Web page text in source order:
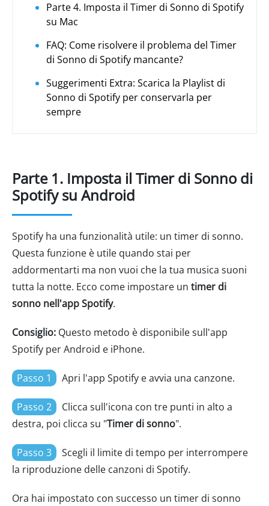
Parte 4. Imposta il Timer di Sonno di Spotify
su Mac
FAQ: Come risolvere il problema del Timer
di Sonno di Spotify mancante?
Suggerimenti Extra: Scarica la Playlist di
Sonno di Spotify per conservarla per
sempre
Parte 1. Imposta il Timer di Sonno di
Spotify su Android
Spotify ha una funzionalità utile: un timer di sonno.
Questa funzione è utile quando stai per
addormentarti ma non vuoi che la tua musica suoni
tutta la notte. Ecco come impostare un timer di
sonno nell'app Spotify.
Consiglio: Questo metodo è disponibile sull'app
Spotify per Android e iPhone.
Passo 1 Apri l'app Spotify e avvia una canzone.
Passo 2
Clicca sull'icona con tre punti in alto a
destra, poi clicca su "Timer di sonno".
Passo 3
Scegli il limite di tempo per interrompere
la riproduzione delle canzoni di Spotify.
Ora hai impostato con successo un timer di sonno